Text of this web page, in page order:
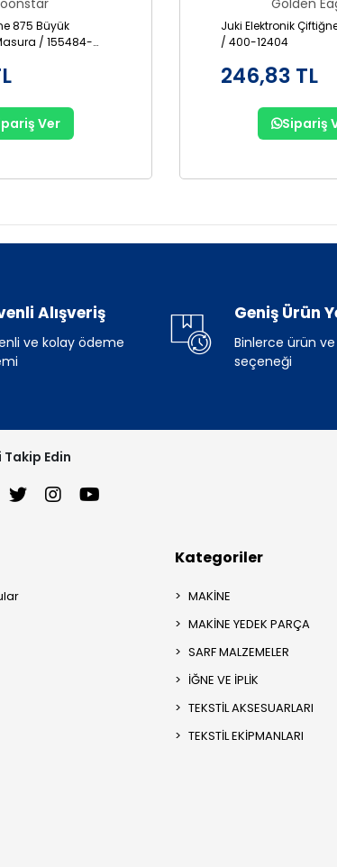
875 Büyük
/ 155484-
Ver
Juki Elektronik
/ 400-12404
246,83 TL
Sipariş
Alışveriş
ve kolay ödeme
Geniş Ürün
Binlerce ürün
seçeneği
Takip Edin
Kategoriler
MAKİNE
MAKİNE YEDEK PARÇA
SARF MALZEMELER
İĞNE VE İPLİK
TEKSTİL AKSESUARLARI
TEKSTİL EKİPMANLARI